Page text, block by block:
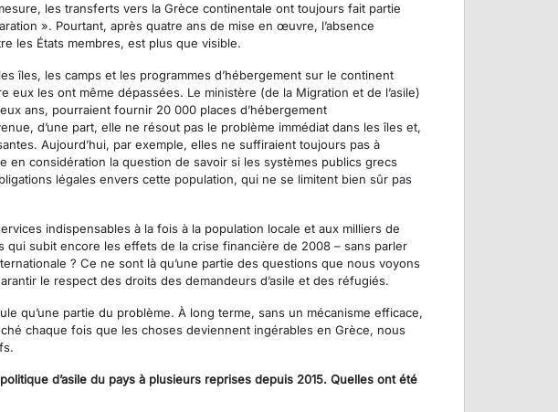
les transferts vers la Grèce continentale ont toujours fait partie
». Pourtant, après quatre ans de mise en œuvre, l’absence
les États membres, est plus que visible.
îles, les camps et les programmes d’hébergement sur le continent
les ont même dépassées. Le ministère (de la Migration et de l’asile)
ans, pourraient fournir 20 000 places d’hébergement
d’une part, elle ne résout pas le problème immédiat dans les îles et,
Aujourd’hui, par exemple, elles ne suffiraient toujours pas à
considération la question de savoir si les systèmes publics grecs
légales envers cette population, qui ne se limitent bien sûr pas
indispensables à la fois à la population locale et aux milliers de
qui subit encore les effets de la crise financière de 2008 – sans parler
? Ce ne sont là qu’une partie des questions que nous voyons
le respect des droits des demandeurs d’asile et des réfugiés.
qu’une partie du problème. À long terme, sans un mécanisme efficace,
chaque fois que les choses deviennent ingérables en Grèce, nous
d’asile du pays à plusieurs reprises depuis 2015. Quelles ont été